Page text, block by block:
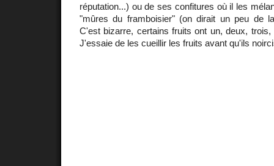
réputation...) ou de ses confitures où il les
"mûres du framboisier" (on dirait un peu de
C'est bizarre, certains fruits ont un, deux,
J'essaie de les cueillir les fruits avant qu'ils